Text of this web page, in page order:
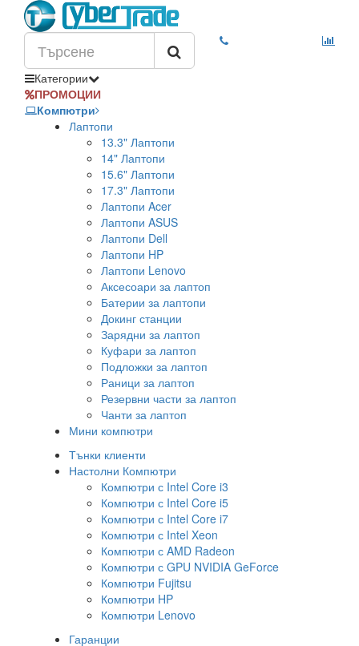
Категории
ПРОМОЦИИ
Компютри
Лаптопи
13.3" Лаптопи
14" Лаптопи
15.6" Лаптопи
17.3" Лаптопи
Лаптопи Acer
Лаптопи ASUS
Лаптопи Dell
Лаптопи HP
Лаптопи Lenovo
Аксесоари за лаптоп
Батерии за лаптопи
Докинг станции
Зарядни за лаптоп
Куфари за лаптоп
Подложки за лаптоп
Раници за лаптоп
Резервни части за лаптоп
Чанти за лаптоп
Мини компютри
Тънки клиенти
Настолни Компютри
Компютри с Intel Core i3
Компютри с Intel Core i5
Компютри с Intel Core i7
Компютри с Intel Xeon
Компютри с AMD Radeon
Компютри с GPU NVIDIA GeForce
Компютри Fujitsu
Компютри HP
Компютри Lenovo
Гаранции